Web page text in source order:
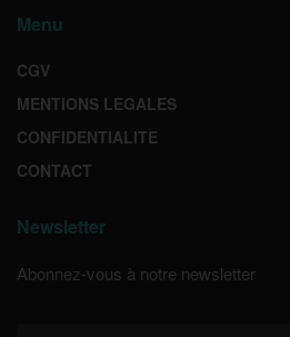
Menu
CGV
MENTIONS LEGALES
CONFIDENTIALITE
CONTACT
Newsletter
Abonnez-vous à notre newsletter